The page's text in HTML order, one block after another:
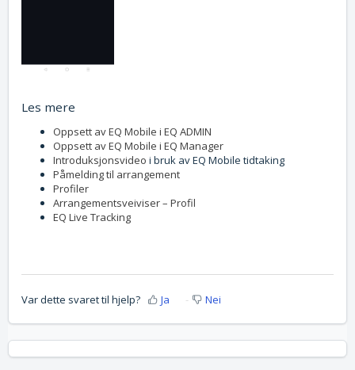
Les mere
Oppsett av EQ Mobile i EQ ADMIN
Oppsett av EQ Mobile i EQ Manager
Introduksjonsvideo i bruk av EQ Mobile tidtaking
Påmelding til arrangement
Profiler
Arrangementsveiviser – Profil
EQ Live Tracking
Var dette svaret til hjelp? Ja Nei